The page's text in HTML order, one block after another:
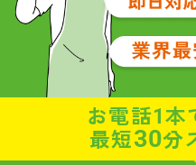
お電話1本
最短30分